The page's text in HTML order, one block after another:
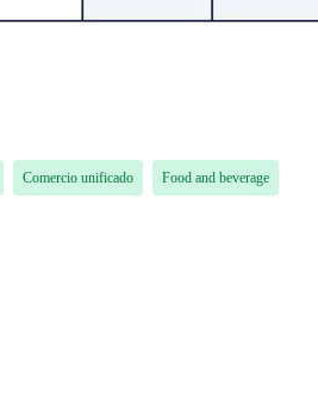
Comercio unificado Food and beverage